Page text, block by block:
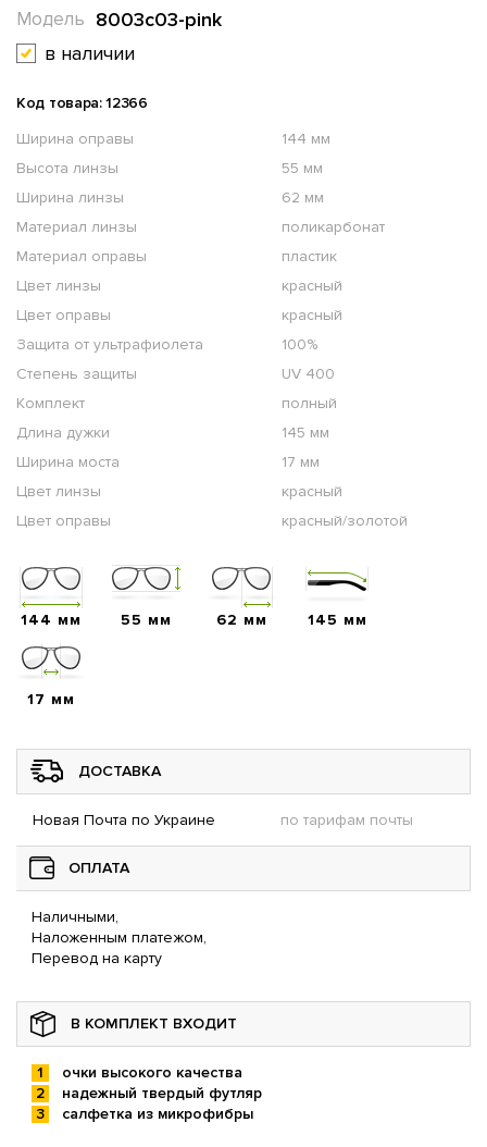
8003c03-pink
Модель
в наличии
Код товара: 12366
Ширина оправы
144 мм
Высота линзы
55 мм
Ширина линзы
62 мм
Материал линзы
поликарбонат
Материал оправы
пластик
Цвет линзы
красный
Цвет оправы
красный
Защита от ультрафиолета
100%
Степень защиты
UV 400
Комплект
полный
Длина дужки
145 мм
Ширина моста
17 мм
Цвет линзы
красный
Цвет оправы
красный/золотой
144 мм 55 мм 62 мм 145 мм
17 мм
ДОСТАВКА
Новая Почта по Украине по тарифам почты
ОПЛАТА
Наличными,
Наложенным платежом,
Перевод на карту
В КОМПЛЕКТ ВХОДИТ
очки высокого качества
надежный твердый футляр
салфетка из микрофибры